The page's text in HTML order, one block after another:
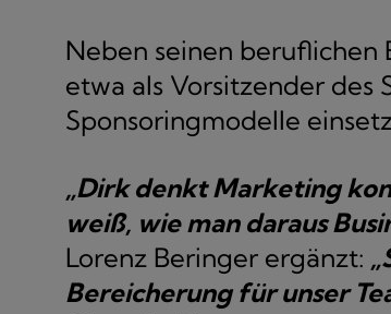
Neben seinen beruflichen
etwa als Vorsitzender des
Sponsoringmodelle
„Dirk denkt Marketing
weiß, wie man daraus
Lorenz Beringer ergänzt:
Bereicherung für unser